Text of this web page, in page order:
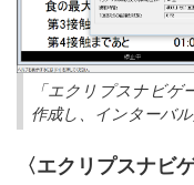
「エクリプスナビゲ
作成し、インターバ
〈エクリプスナビ